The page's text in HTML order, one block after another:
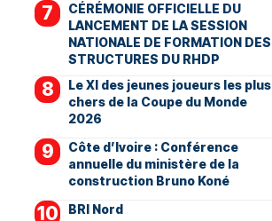
CÉRÉMONIE OFFICIELLE DU
LANCEMENT DE LA SESSION
NATIONALE DE FORMATION DES
STRUCTURES DU RHDP
Le XI des jeunes joueurs les plus
chers de la Coupe du Monde
2026
Côte d’Ivoire : Conférence
annuelle du ministère de la
construction Bruno Koné
BRI Nord